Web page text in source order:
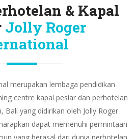
& Kapal
Jolly Roger
merupakan lembaga pendidikan
centre kapal pesiar dan perhotelan
Bali yang didirikan oleh Jolly Roger
dapat memenuhi permintaan